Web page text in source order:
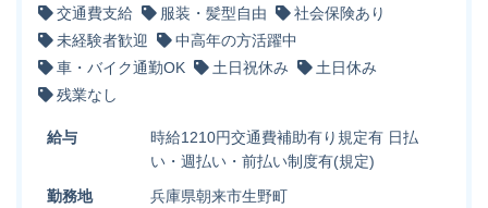
交通費支給
服装・髪型自由
社会保険あり
未経験者歓迎
中高年の方活躍中
車・バイク通勤OK
土日祝休み
土日休み
残業なし
給与
時給1210円交通費補助有り規定有 日払
い・週払い・前払い制度有(規定)
勤務地
兵庫県朝来市生野町